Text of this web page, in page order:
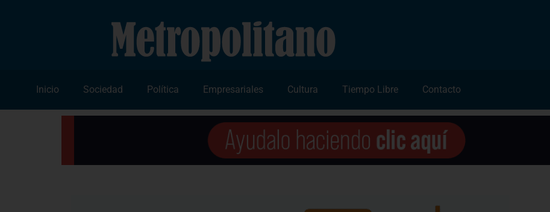
Inicio Sociedad Política Empresariales Cultura Tiempo Libre Contacto